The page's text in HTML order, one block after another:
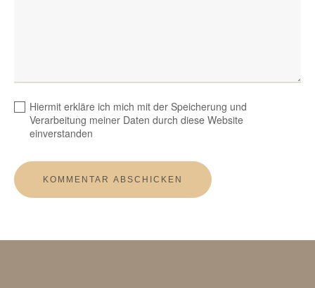
Hiermit erkläre ich mich mit der Speicherung und
Verarbeitung meiner Daten durch diese Website
einverstanden